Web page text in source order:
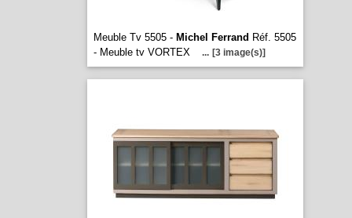
Meuble Tv 5505 - Michel Ferrand Réf. 5505
- Meuble tv VORTEX
... [3 image(s)]